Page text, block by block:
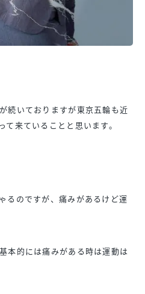
続いておりますが東京五輪も近
来ていることと思います。
るのですが、痛みがあるけど運
本的には痛みがある時は運動は